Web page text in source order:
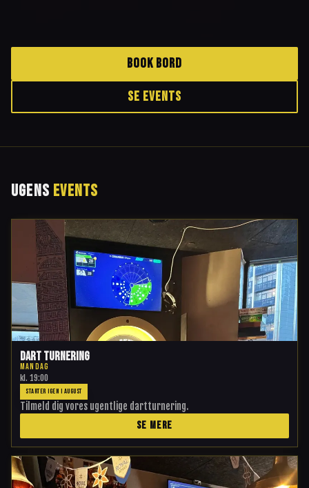
BOOK BORD
SE EVENTS
UGENS EVENTS
Dart Turnering
MANDAG
kl. 19:00
STARTER IGEN I AUGUST
Tilmeld dig vores ugentlige dartturnering.
SE MERE